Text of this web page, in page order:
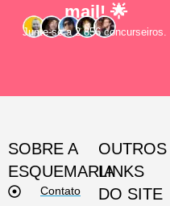
mail! 🌟
Junte-se a 2.856 concurseiros.
SOBRE A
ESQUEMARIA
Contato
OUTROS
LINKS
DO SITE